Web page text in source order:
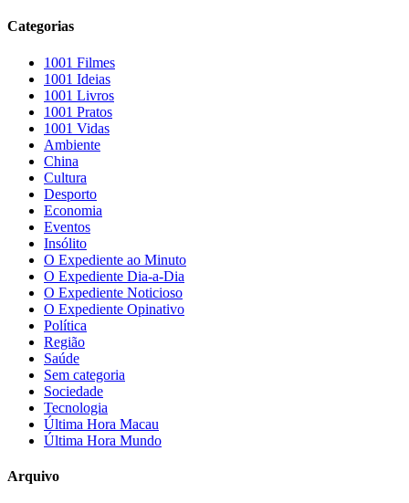
Categorias
1001 Filmes
1001 Ideias
1001 Livros
1001 Pratos
1001 Vidas
Ambiente
China
Cultura
Desporto
Economia
Eventos
Insólito
O Expediente ao Minuto
O Expediente Dia-a-Dia
O Expediente Noticioso
O Expediente Opinativo
Política
Região
Saúde
Sem categoria
Sociedade
Tecnologia
Última Hora Macau
Última Hora Mundo
Arquivo